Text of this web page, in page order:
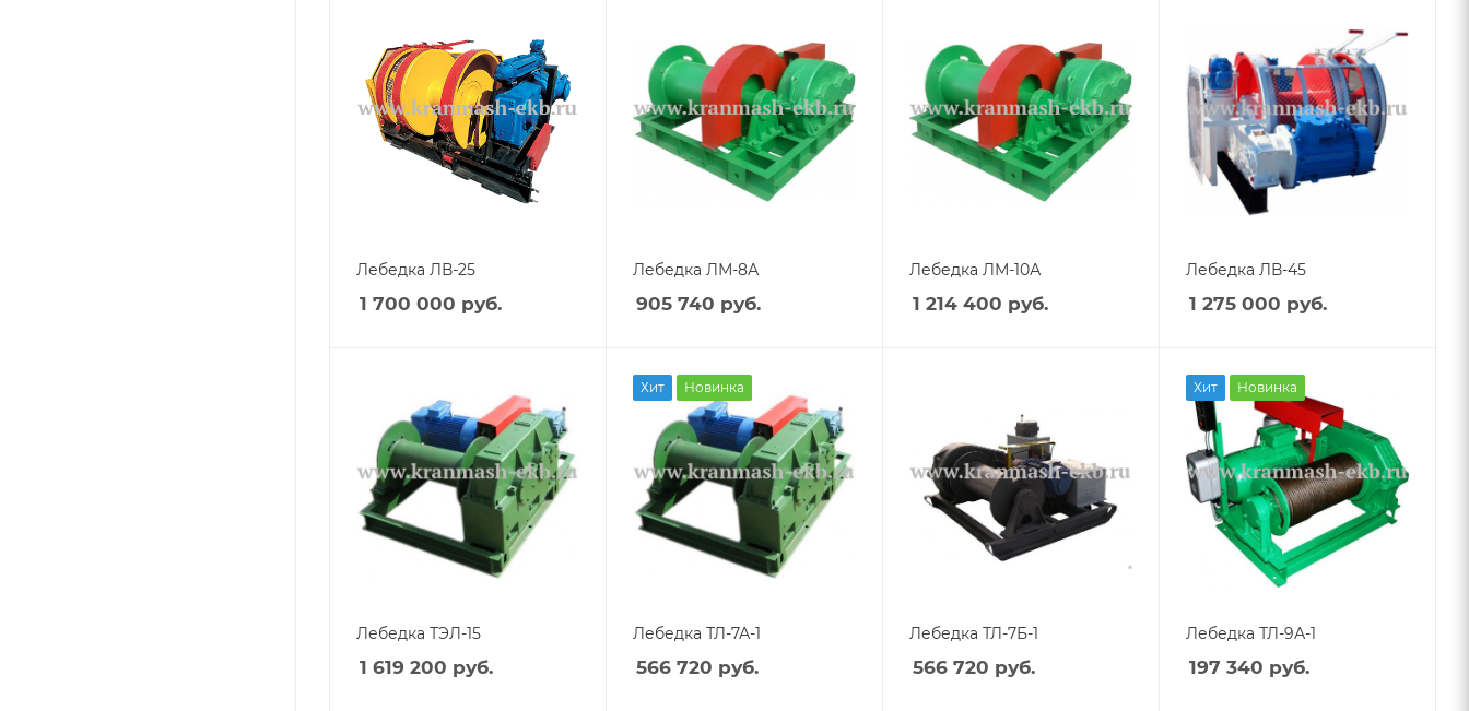
Лебедка ЛВ-25
1 700 000 руб.
Лебедка ЛМ-8А
905 740 руб.
Лебедка ЛМ-10А
1 214 400 руб.
Лебедка ЛВ-45
1 275 000 руб.
Лебедка ТЭЛ-15
1 619 200 руб.
Хит Новинка
Лебедка ТЛ-7А-1
566 720 руб.
Лебедка ТЛ-7Б-1
566 720 руб.
Хит Новинка
Лебедка ТЛ-9А-1
197 340 руб.